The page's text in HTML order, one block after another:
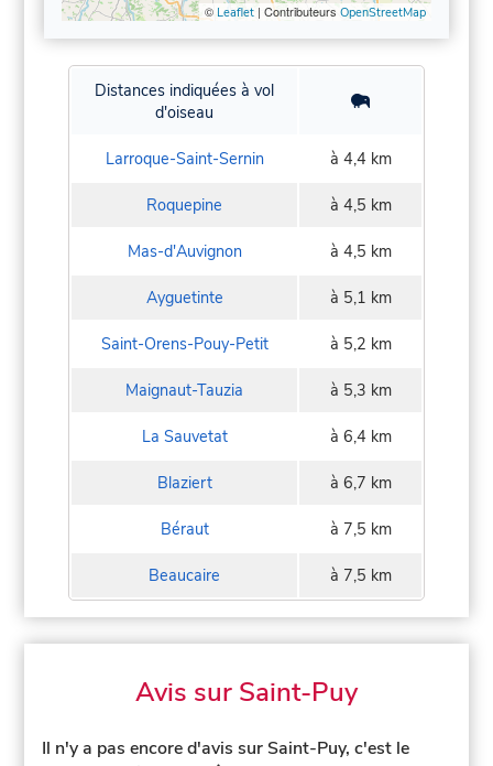
© Leaflet| Contributeurs OpenStreetMap
Distances indiquées à vol
d'oiseau
Larroque-Saint-Sernin à 4,4 km
Roquepine à 4,5 km
Mas-d'Auvignon à 4,5 km
Ayguetinte à 5,1 km
Saint-Orens-Pouy-Petit à 5,2 km
Maignaut-Tauzia à 5,3 km
La Sauvetat à 6,4 km
Blaziert à 6,7 km
Béraut à 7,5 km
Beaucaire à 7,5 km
Avis sur Saint-Puy
Il n'y a pas encore d'avis sur Saint-Puy, c'est le